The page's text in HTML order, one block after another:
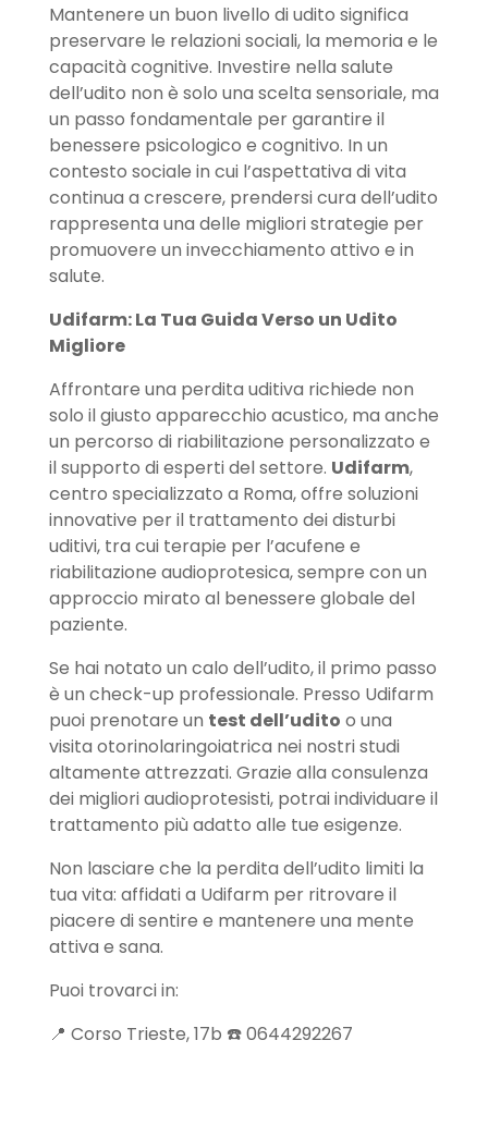
Mantenere un buon livello di udito significa
preservare le relazioni sociali, la memoria e le
capacità cognitive. Investire nella salute
dell’udito non è solo una scelta sensoriale, ma
un passo fondamentale per garantire il
benessere psicologico e cognitivo. In un
contesto sociale in cui l’aspettativa di vita
continua a crescere, prendersi cura dell’udito
rappresenta una delle migliori strategie per
promuovere un invecchiamento attivo e in
salute.
Udifarm: La Tua Guida Verso un Udito
Migliore
Affrontare una perdita uditiva richiede non
solo il giusto apparecchio acustico, ma anche
un percorso di riabilitazione personalizzato e
il supporto di esperti del settore. Udifarm,
centro specializzato a Roma, offre soluzioni
innovative per il trattamento dei disturbi
uditivi, tra cui terapie per l’acufene e
riabilitazione audioprotesica, sempre con un
approccio mirato al benessere globale del
paziente.
Se hai notato un calo dell’udito, il primo passo
è un check-up professionale. Presso Udifarm
puoi prenotare un test dell’udito o una
visita otorinolaringoiatrica nei nostri studi
altamente attrezzati. Grazie alla consulenza
dei migliori audioprotesisti, potrai individuare il
trattamento più adatto alle tue esigenze.
Non lasciare che la perdita dell’udito limiti la
tua vita: affidati a Udifarm per ritrovare il
piacere di sentire e mantenere una mente
attiva e sana.
Puoi trovarci in:
📍 Corso Trieste, 17b ☎️ 0644292267